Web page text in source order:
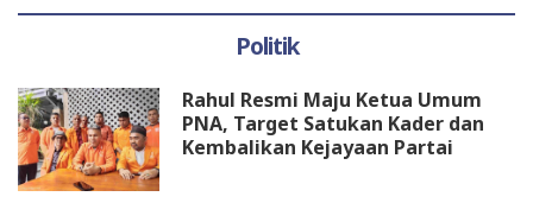
Politik
Rahul Resmi Maju Ketua Umum
PNA, Target Satukan Kader dan
Kembalikan Kejayaan Partai